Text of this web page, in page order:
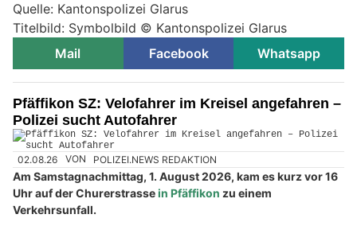
Quelle: Kantonspolizei Glarus
Titelbild: Symbolbild © Kantonspolizei Glarus
Mail
Facebook Whatsapp
Pfäffikon SZ: Velofahrer im Kreisel angefahren –
Polizei sucht Autofahrer
02.08.26 VON POLIZEI.NEWS REDAKTION
Am Samstagnachmittag, 1. August 2026, kam es kurz vor 16
Uhr auf der Churerstrassein Pfäffikon zu einem
Verkehrsunfall.